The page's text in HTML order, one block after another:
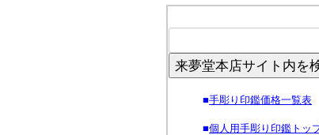
来夢堂本店サイト内を
■手彫り印鑑価格一覧表
■個人用手彫り印鑑トッ